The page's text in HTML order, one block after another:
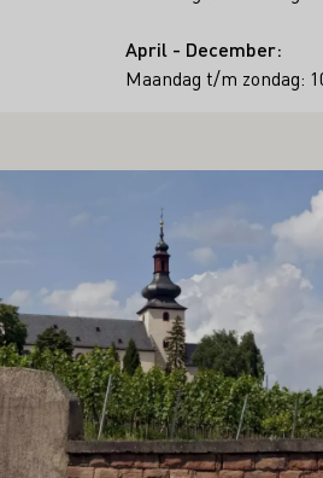
April - December:
Maandag t/m zondag: